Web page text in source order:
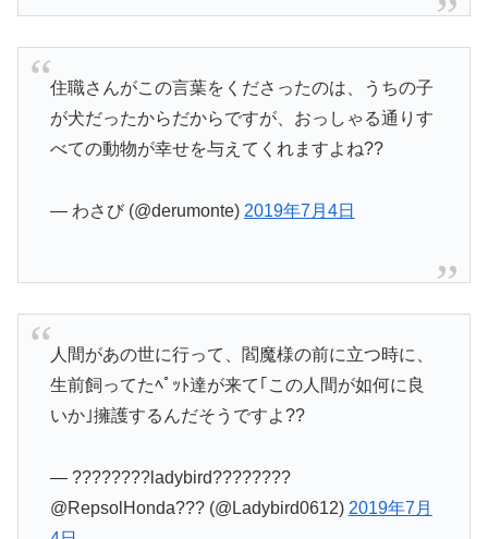
住職さんがこの言葉をくださったのは、うちの子
が犬だったからだからですが、おっしゃる通りす
べての動物が幸せを与えてくれますよね??
— わさび (@derumonte) 2019年7月4日
人間があの世に行って、閻魔様の前に立つ時に、
生前飼ってたﾍﾟｯﾄ達が来て｢この人間が如何に良
いか｣擁護するんだそうですよ??
— ????????ladybird????????
@RepsolHonda??? (@Ladybird0612) 2019年7月